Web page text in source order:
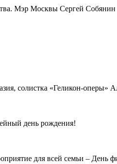
Мэр Москвы Сергей Собянин
солистка «Геликон-оперы»
день рождения!
для всей семьи – День